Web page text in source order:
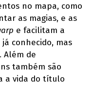
no mapa, como
as magias, e as
e facilitam a
conhecido, mas
Além de
também são
a vida do título